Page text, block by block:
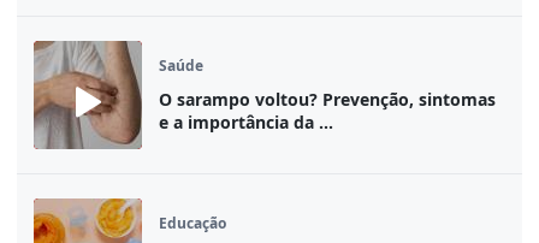
Saúde
O sarampo voltou? Prevenção, sintomas
e a importância da ...
Educação